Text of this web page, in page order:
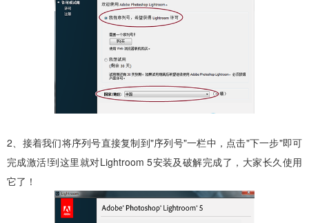
2、接着我们将序列号直接复制到"序列号"一栏中，点击"下一步"即可
完成激活!到这里就对Lightroom 5安装及破解完成了，大家长久使用
它了！